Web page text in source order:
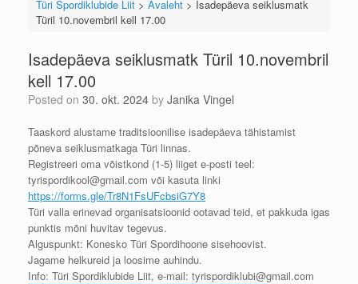
Türi Spordiklubide Liit> Avaleht> Isadepäeva seiklusmatk
Türil 10.novembril kell 17.00
Isadepäeva seiklusmatk Türil 10.novembril
kell 17.00
Posted on 30. okt. 2024 by Janika Vingel
Taaskord alustame traditsioonilise isadepäeva tähistamist
põneva seiklusmatkaga Türi linnas.
Registreeri oma võistkond (1-5) liiget e-posti teel:
tyrispordikool@gmail.com või kasuta linki
https://forms.gle/Tr8N1FsUFcbsiG7Y8
Türi valla erinevad organisatsioonid ootavad teid, et pakkuda igas
punktis mõni huvitav tegevus.
Alguspunkt: Konesko Türi Spordihoone sisehoovist.
Jagame helkureid ja loosime auhindu.
Info: Türi Spordiklubide Liit, e-mail: tyrispordiklubi@gmail.com